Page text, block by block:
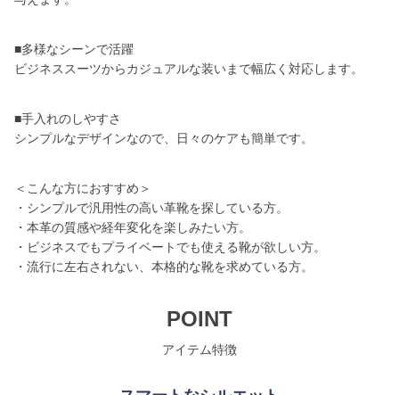
■多様なシーンで活躍
ビジネススーツからカジュアルな装いまで幅広く対応します。
■手入れのしやすさ
シンプルなデザインなので、日々のケアも簡単です。
＜こんな方におすすめ＞
・シンプルで汎用性の高い革靴を探している方。
・本革の質感や経年変化を楽しみたい方。
・ビジネスでもプライベートでも使える靴が欲しい方。
・流行に左右されない、本格的な靴を求めている方。
POINT
アイテム特徴